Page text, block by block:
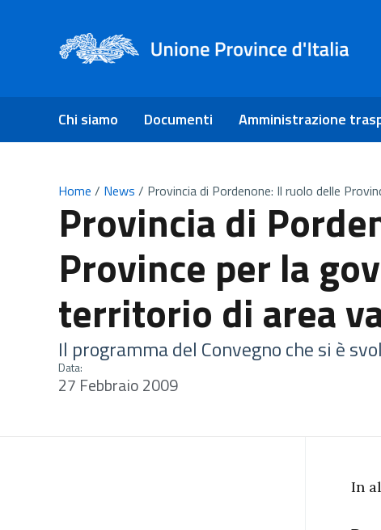
Chi siamo Documenti Amministrazione
Home / News / Provincia di Pordenone: Il ruolo delle
Provincia di
Province per la
territorio di area
Il programma del Convegno che si è
Data:
27 Febbraio 2009
In